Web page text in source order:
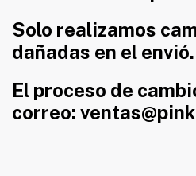
Solo realizamos
dañadas en el envió.
El proceso de
correo: